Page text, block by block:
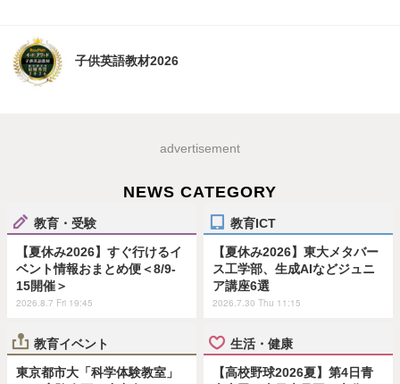
子供英語教材2026
advertisement
NEWS CATEGORY
教育・受験
【夏休み2026】すぐ行けるイ
ベント情報おまとめ便＜8/9-
15開催＞
2026.8.7 Fri 19:45
教育ICT
【夏休み2026】東大メタバー
ス工学部、生成AIなどジュニ
ア講座6選
2026.7.30 Thu 11:15
教育イベント
東京都市大「科学体験教室」
生活・健康
【高校野球2026夏】第4日青